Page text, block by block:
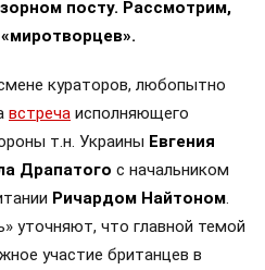
посту. Рассмотрим,
кураторов, любопытно
встреча исполняющего
т.н. Украины Евгения
Драпатого с начальником
Ричардом Найтоном.
уточняют, что главной темой
участие британцев в